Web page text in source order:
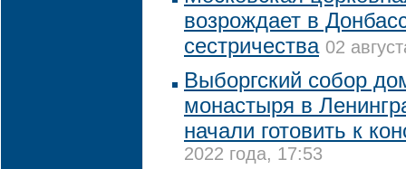
возрождает в
сестричества 02
Выборгский собор
монастыря в
начали готовить к
2022 года, 17:53